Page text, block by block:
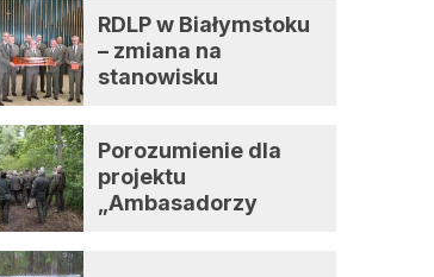
RDLP w Białymstoku
– zmiana na
stanowisku
Porozumienie dla
projektu
„Ambasadorzy